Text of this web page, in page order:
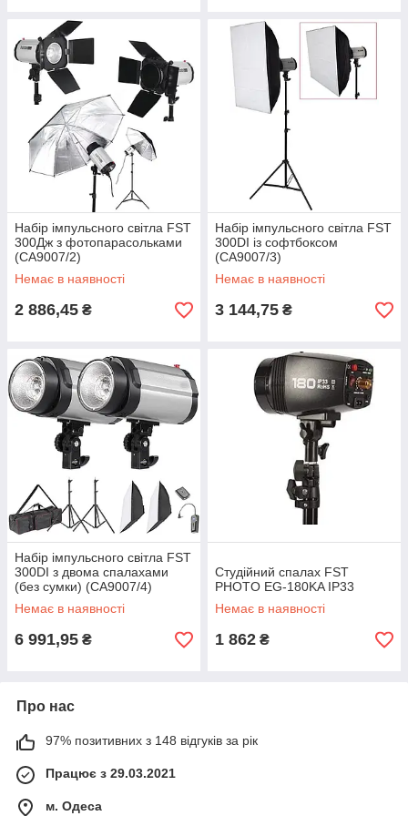
Набір імпульсного світла FST
300Дж з фотопарасольками
(CA9007/2)
Немає в наявності
2 886,45 ₴
Набір імпульсного світла FST
300DI із софтбоксом
(CA9007/3)
Немає в наявності
3 144,75 ₴
Набір імпульсного світла FST
300DI з двома спалахами
(без сумки) (CA9007/4)
Немає в наявності
6 991,95 ₴
Студійний спалах FST
PHOTO EG-180KA IP33
Немає в наявності
1 862 ₴
Про нас
97% позитивних з 148 відгуків за рік
Працює з 29.03.2021
м. Одеса